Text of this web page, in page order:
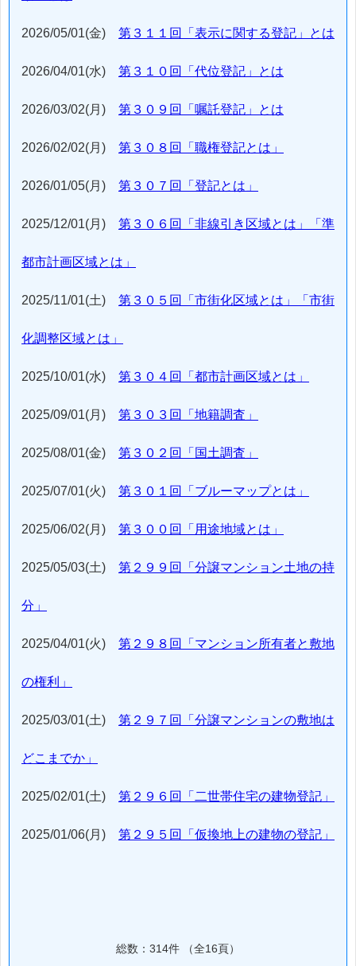
2026/05/01(金) 第３１１回「表示に関する登記」とは
2026/04/01(水) 第３１０回「代位登記」とは
2026/03/02(月) 第３０９回「嘱託登記」とは
2026/02/02(月) 第３０８回「職権登記とは」
2026/01/05(月) 第３０７回「登記とは」
2025/12/01(月) 第３０６回「非線引き区域とは」「準
都市計画区域とは」
2025/11/01(土) 第３０５回「市街化区域とは」「市街
化調整区域とは」
2025/10/01(水) 第３０４回「都市計画区域とは」
2025/09/01(月) 第３０３回「地籍調査」
2025/08/01(金) 第３０２回「国土調査」
2025/07/01(火) 第３０１回「ブルーマップとは」
2025/06/02(月) 第３００回「用途地域とは」
2025/05/03(土) 第２９９回「分譲マンション土地の持
分」
2025/04/01(火) 第２９８回「マンション所有者と敷地
の権利」
2025/03/01(土) 第２９７回「分譲マンションの敷地は
どこまでか」
2025/02/01(土) 第２９６回「二世帯住宅の建物登記」
2025/01/06(月) 第２９５回「仮換地上の建物の登記」
総数：314件 （全16頁）